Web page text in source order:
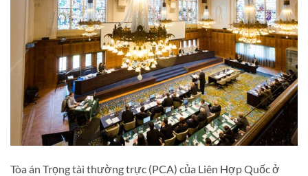
Tòa án Trọng tài thường trực (PCA) của Liên Hợp Quốc ở